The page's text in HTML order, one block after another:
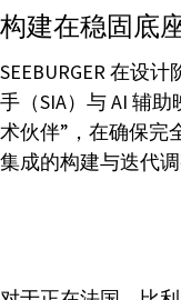
构建在稳固底
SEEBURGER 在设
手（SIA）与 AI 辅
术伙伴”，在确保完
集成的构建与迭代调